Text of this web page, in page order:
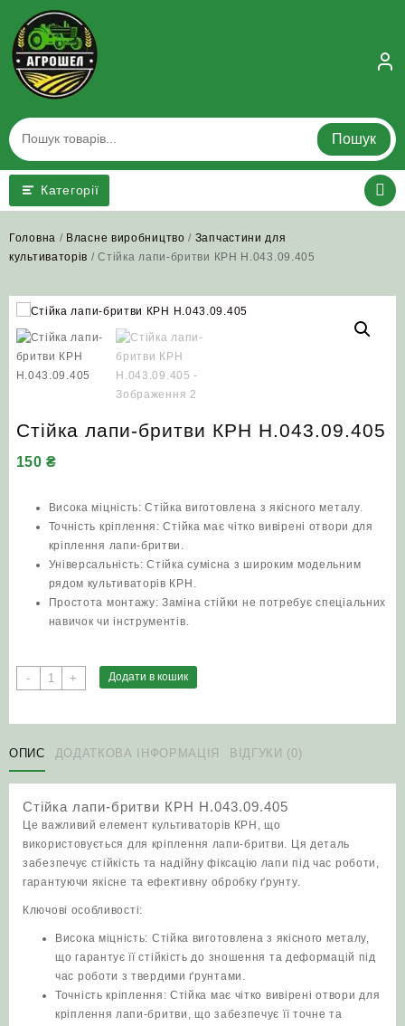
content
Пошук
Категорії
Головна / Власне виробництво / Запчастини для
культиваторів / Стійка лапи-бритви КРН Н.043.09.405
Стійка лапи-бритви КРН Н.043.09.405
150₴
Висока міцність: Стійка виготовлена з якісного металу.
Точність кріплення: Стійка має чітко вивірені отвори для
кріплення лапи-бритви.
Універсальність: Стійка сумісна з широким модельним
рядом культиваторів КРН.
Простота монтажу: Заміна стійки не потребує спеціальних
навичок чи інструментів.
-
Стійка
лапи-
Н.043.09.405
кількість
+ Додати в кошик
ОПИС ДОДАТКОВА ІНФОРМАЦІЯ ВІДГУКИ (0)
Стійка лапи-бритви КРН Н.043.09.405
Це важливий елемент культиваторів КРН, що
використовується для кріплення лапи-бритви. Ця деталь
забезпечує стійкість та надійну фіксацію лапи під час роботи,
гарантуючи якісне та ефективну обробку ґрунту.
Ключові особливості:
Висока міцність: Стійка виготовлена з якісного металу,
що гарантує її стійкість до зношення та деформацій під
час роботи з твердими ґрунтами.
Точність кріплення: Стійка має чітко вивірені отвори для
кріплення лапи-бритви, що забезпечує її точне та